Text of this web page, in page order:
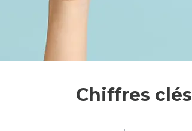
Chiffres clés